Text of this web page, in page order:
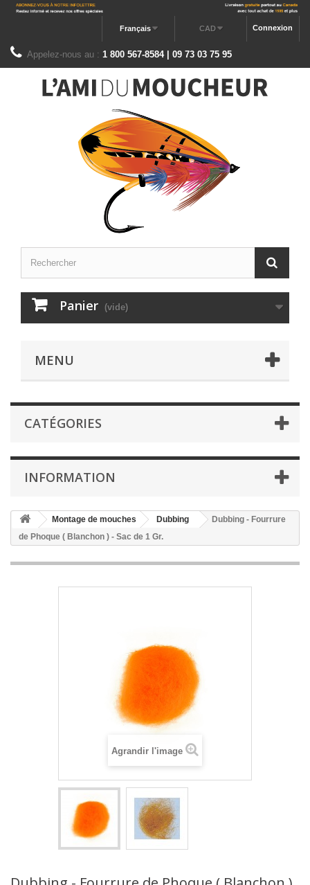
Connexion
CAD
Français
Appelez-nous au : 1 800 567-8584 | 09 73 03 75 95
Panier (vide)
MENU
CATÉGORIES
INFORMATION
Montage de mouches Dubbing
Dubbing - Fourrure
de Phoque ( Blanchon ) - Sac de 1 Gr.
Agrandir l'image